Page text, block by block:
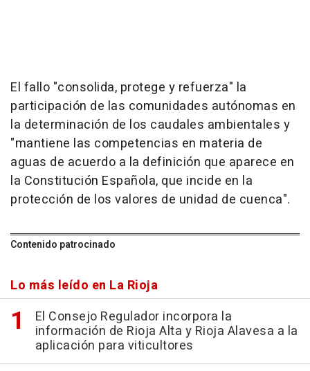
El fallo "consolida, protege y refuerza" la
participación de las comunidades autónomas en
la determinación de los caudales ambientales y
"mantiene las competencias en materia de
aguas de acuerdo a la definición que aparece en
la Constitución Española, que incide en la
protección de los valores de unidad de cuenca".
Contenido patrocinado
Lo más leído en La Rioja
El Consejo Regulador incorpora la
información de Rioja Alta y Rioja Alavesa a la
aplicación para viticultores